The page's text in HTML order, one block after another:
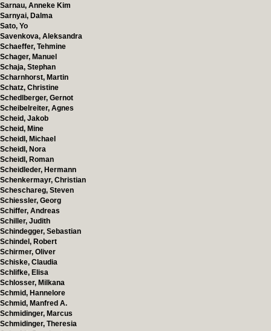
Sarnau, Anneke Kim
Sarnyai, Dalma
Sato, Yo
Savenkova, Aleksandra
Schaeffer, Tehmine
Schager, Manuel
Schaja, Stephan
Scharnhorst, Martin
Schatz, Christine
Schedlberger, Gernot
Scheibelreiter, Agnes
Scheid, Jakob
Scheid, Mine
Scheidl, Michael
Scheidl, Nora
Scheidl, Roman
Scheidleder, Hermann
Schenkermayr, Christian
Scheschareg, Steven
Schiessler, Georg
Schiffer, Andreas
Schiller, Judith
Schindegger, Sebastian
Schindel, Robert
Schirmer, Oliver
Schiske, Claudia
Schlifke, Elisa
Schlosser, Milkana
Schmid, Hannelore
Schmid, Manfred A.
Schmidinger, Marcus
Schmidinger, Theresia